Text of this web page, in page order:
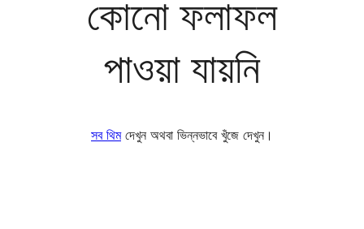
কোনো ফলাফল
পাওয়া যায়নি
সব থিমদেখুন অথবা ভিন্নভাবে খুঁজে দেখুন।